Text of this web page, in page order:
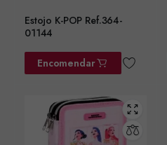
Estojo K-POP Ref.364-
01144
Encomendar